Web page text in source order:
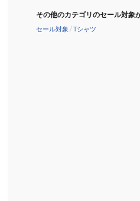
その他のカテゴリのセール対象
セール対象 /Tシャツ